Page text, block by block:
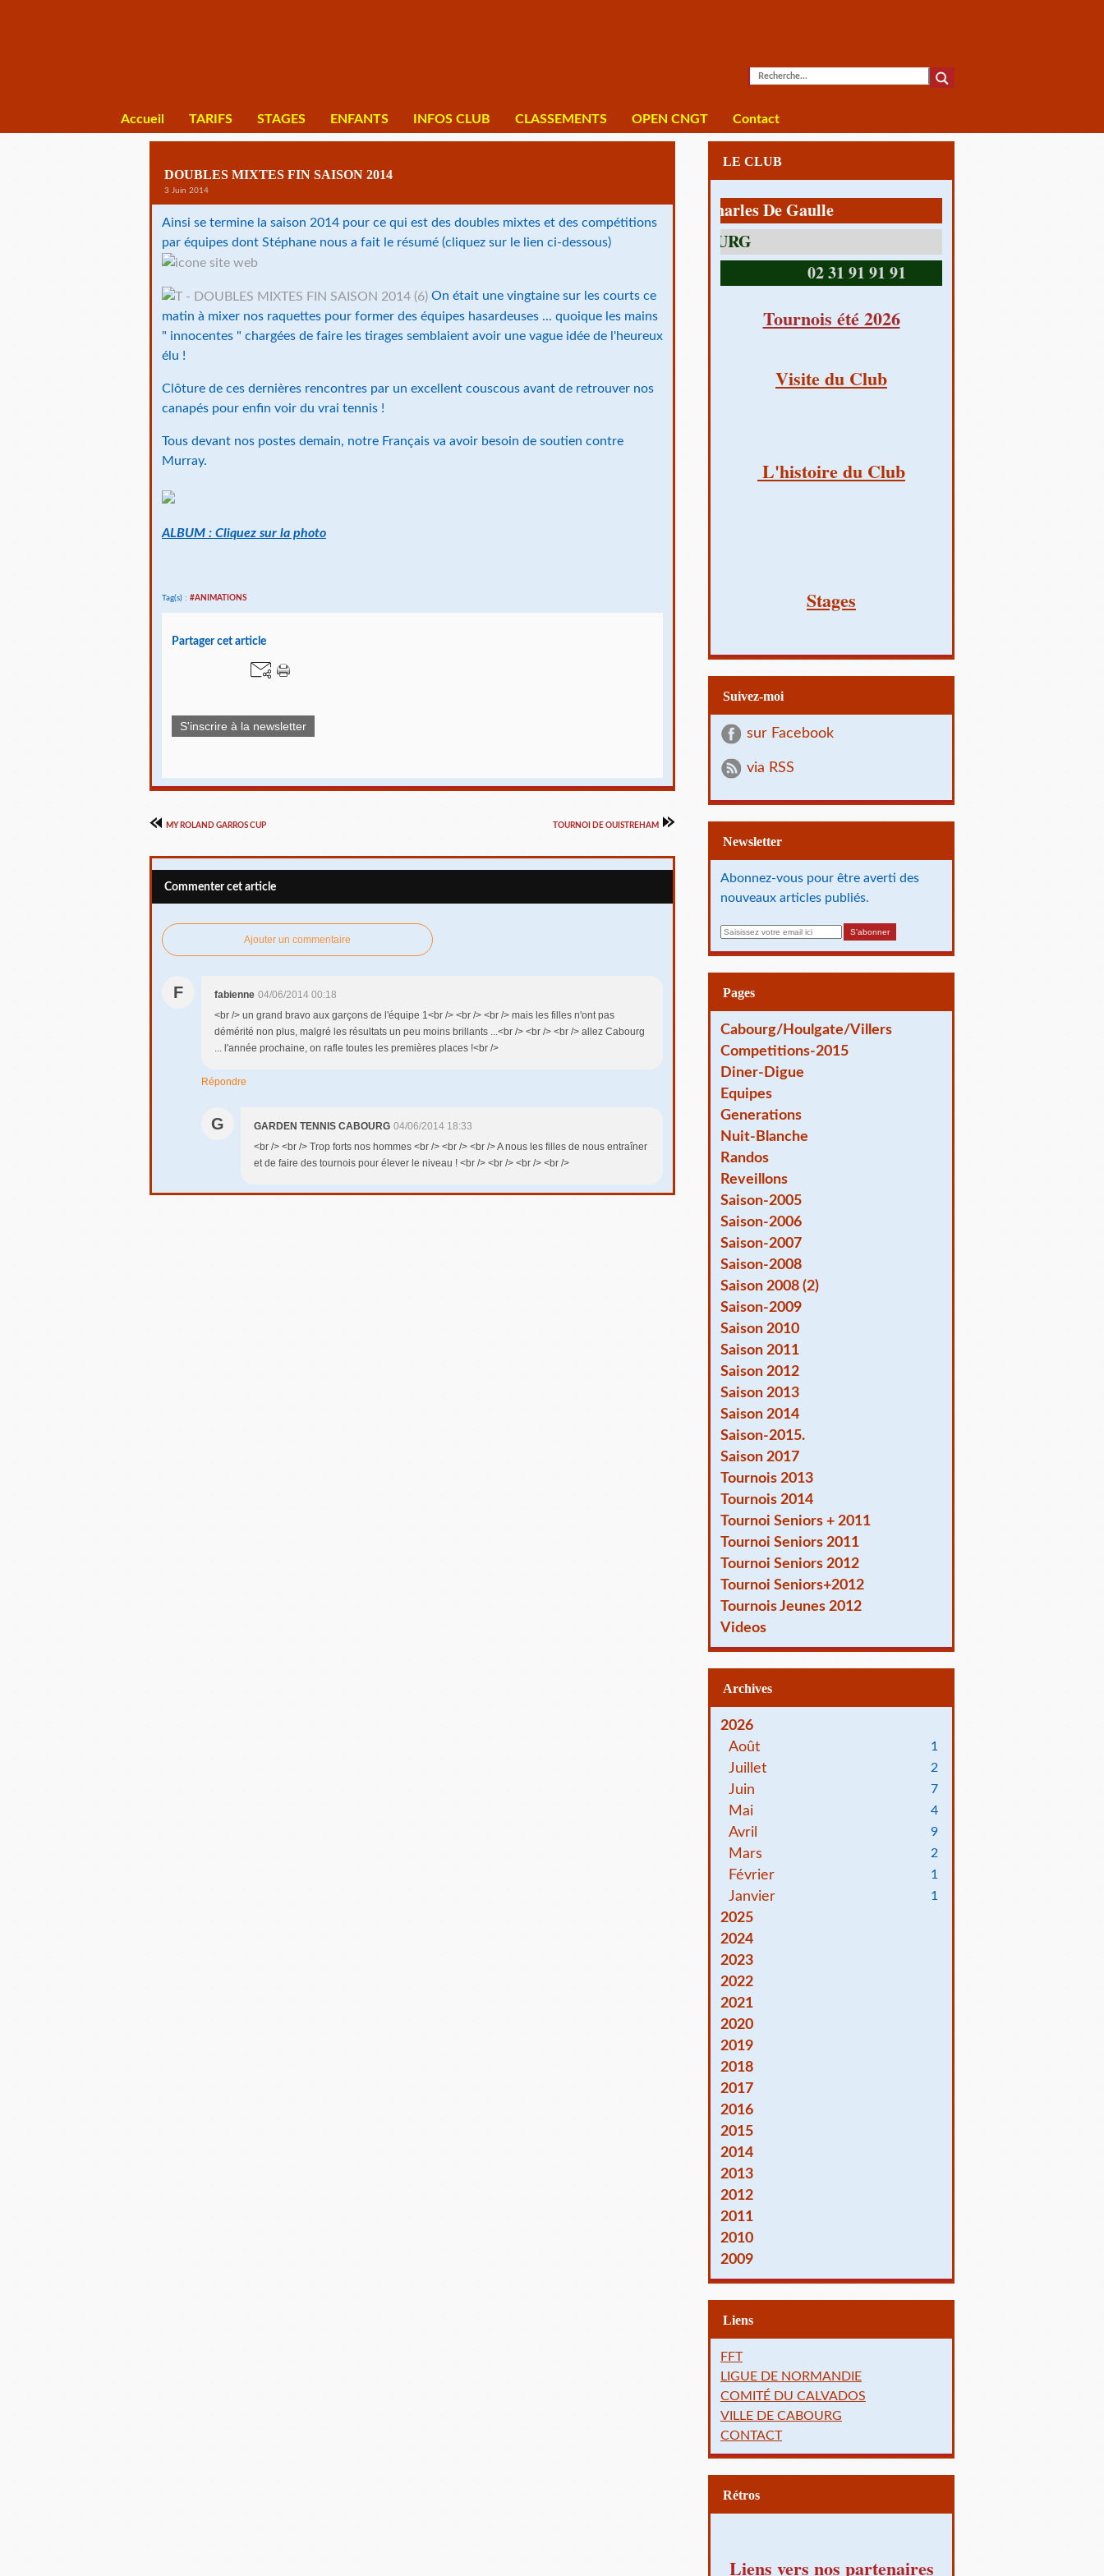
Accueil TARIFS STAGES ENFANTS INFOS CLUB CLASSEMENTS OPEN CNGT Contact
DOUBLES MIXTES FIN SAISON 2014
3 Juin 2014
Ainsi se termine la saison 2014 pour ce qui est des doubles mixtes et des compétitions
par équipes dont Stéphane nous a fait le résumé (cliquez sur le lien ci-dessous)
On était une vingtaine sur les courts ce
matin à mixer nos raquettes pour former des équipes hasardeuses ... quoique les mains
" innocentes " chargées de faire les tirages semblaient avoir une vague idée de l'heureux
élu !
Clôture de ces dernières rencontres par un excellent couscous avant de retrouver nos
canapés pour enfin voir du vrai tennis !
Tous devant nos postes demain, notre Français va avoir besoin de soutien contre
Murray.
ALBUM : Cliquez sur la photo
Tag(s) : #ANIMATIONS
Partager cet article
S'inscrire à la newsletter
MY ROLAND GARROS CUP TOURNOI DE OUISTREHAM
Commenter cet article
Ajouter un commentaire
F fabienne 04/06/2014 00:18
<br /> un grand bravo aux garçons de l'équipe 1<br /> <br /> <br /> mais les filles n'ont pas
démérité non plus, malgré les résultats un peu moins brillants ...<br /> <br /> <br /> allez Cabourg
... l'année prochaine, on rafle toutes les premières places !<br />
Répondre
G GARDEN TENNIS CABOURG 04/06/2014 18:33
<br /> <br /> Trop forts nos hommes <br /> <br /> <br /> A nous les filles de nous entraîner
et de faire des tournois pour élever le niveau ! <br /> <br /> <br /> <br />
LE CLUB
1 av Charles De Gaulle
02 31 91 91 91
Tournois été 2026
Visite du Club
L'histoire du Club
Stages
Suivez-moi
sur Facebook
via RSS
Newsletter
Abonnez-vous pour être averti des
nouveaux articles publiés.
a
i
Pages
Cabourg/Houlgate/Villers
Competitions-2015
Diner-Digue
Equipes
Generations
Nuit-Blanche
Randos
Reveillons
Saison-2005
Saison-2006
Saison-2007
Saison-2008
Saison 2008 (2)
Saison-2009
Saison 2010
Saison 2011
Saison 2012
Saison 2013
Saison 2014
Saison-2015.
Saison 2017
Tournois 2013
Tournois 2014
Tournoi Seniors + 2011
Tournoi Seniors 2011
Tournoi Seniors 2012
Tournoi Seniors+2012
Tournois Jeunes 2012
Videos
Archives
2026
Août
1
Juillet 2
Juin 7
Mai 4
Avril 9
Mars 2
Février 1
Janvier 1
2025
2024
2023
2022
2021
2020
2019
2018
2017
2016
2015
2014
2013
2012
2011
2010
2009
Liens
FFT
LIGUE DE NORMANDIE
COMITÉ DU CALVADOS
VILLE DE CABOURG
CONTACT
Rétros
Liens vers nos partenaires